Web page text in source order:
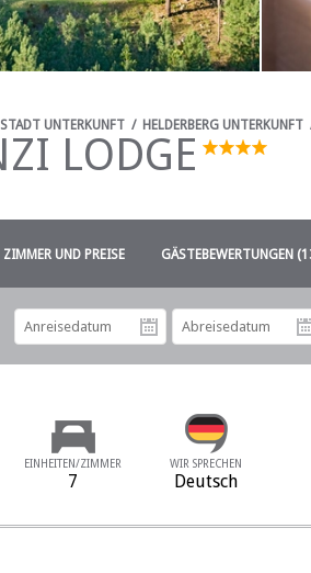
UNTERKUNFT / HELDERBERG UNTERKUNFT
LODGE
ZIMMER UND PREISE GÄSTEBEWERTUNGEN
EINHEITEN/ZIMMER
7
WIR SPRECHEN
Deutsch